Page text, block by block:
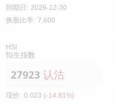
到期日: 2026-12-30
换股比率: 7,600
HSI
恒生指数
27923 认沽
现价: 0.023 (-14.81%)